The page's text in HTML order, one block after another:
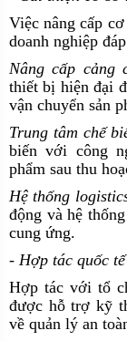
Việc nâng cấp
doanh nghiệp
Nâng cấp cảng
thiết bị hiện đại
vận chuyển sản
Trung tâm chế
biến với công
phẩm sau thu
Hệ thống
động và hệ
cung ứng.
- Hợp tác quốc tế
Hợp tác với tổ
được hỗ trợ kỹ
về quản lý an